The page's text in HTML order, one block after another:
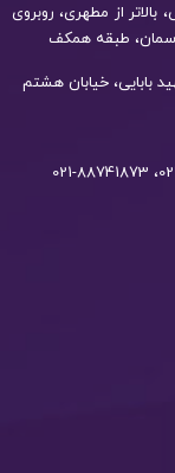
بالاتر از مطهری، روبروی
بابایی، خیابان هشتم